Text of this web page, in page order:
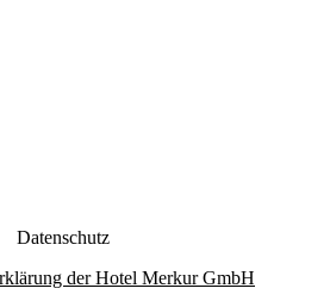
Datenschutz
der Hotel Merkur GmbH